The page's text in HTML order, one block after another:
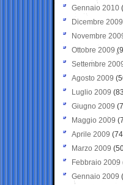
Gennaio 2010
Dicembre 2009
Novembre
Ottobre 2009
Settembre
Agosto 2009
Luglio 2009
Giugno 2009
Maggio 2009
Aprile 2009
Marzo 2009
Febbraio 2009
Gennaio 2009